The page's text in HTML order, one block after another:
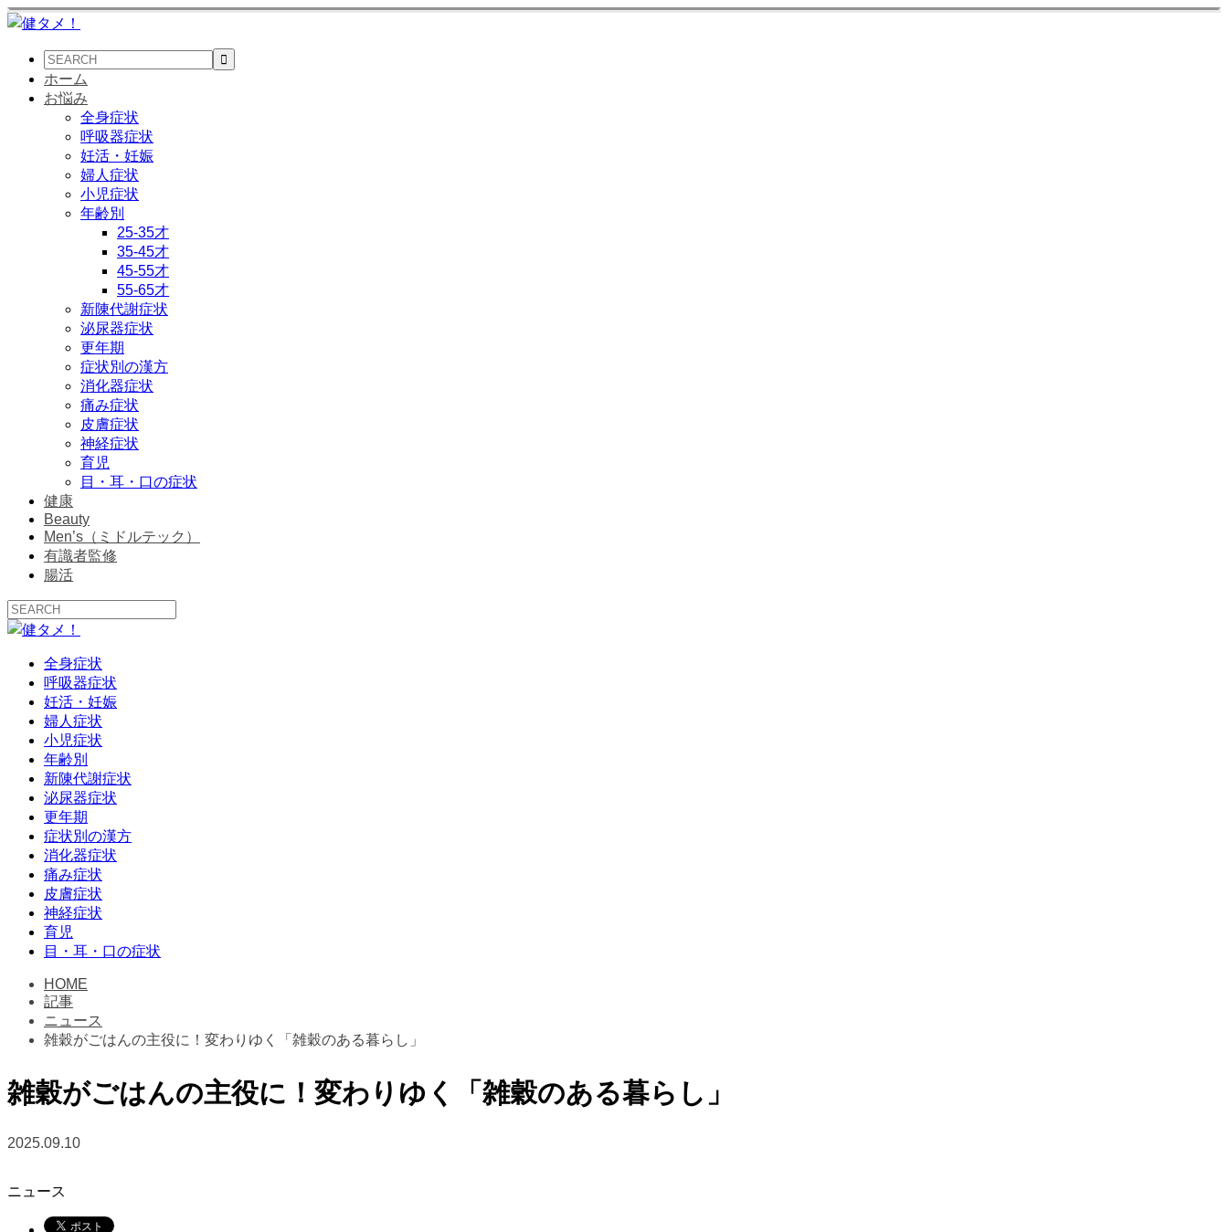
ホーム
お悩み
全身症状
呼吸器症状
妊活・妊娠
婦人症状
小児症状
年齢別
25-35才
35-45才
45-55才
55-65才
新陳代謝症状
泌尿器症状
更年期
症状別の漢方
消化器症状
痛み症状
皮膚症状
神経症状
育児
目・耳・口の症状
健康
Beauty
Men’s（ミドルテック）
有識者監修
腸活
全身症状
呼吸器症状
妊活・妊娠
婦人症状
小児症状
年齢別
新陳代謝症状
泌尿器症状
更年期
症状別の漢方
消化器症状
痛み症状
皮膚症状
神経症状
育児
目・耳・口の症状
HOME
記事
ニュース
雑穀がごはんの主役に！変わりゆく「雑穀のある暮らし」
雑穀がごはんの主役に！変わりゆく「雑穀のある暮らし」
2025.09.10
ニュース